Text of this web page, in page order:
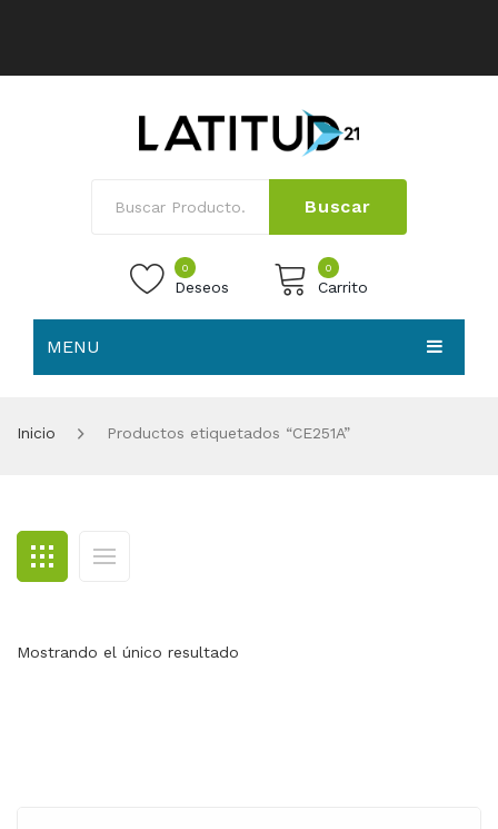
Buscar
0
Deseos
0
Carrito
MENU
BLOG
CONTACTO
Inicio Productos etiquetados “CE251A”
Mostrando el único resultado